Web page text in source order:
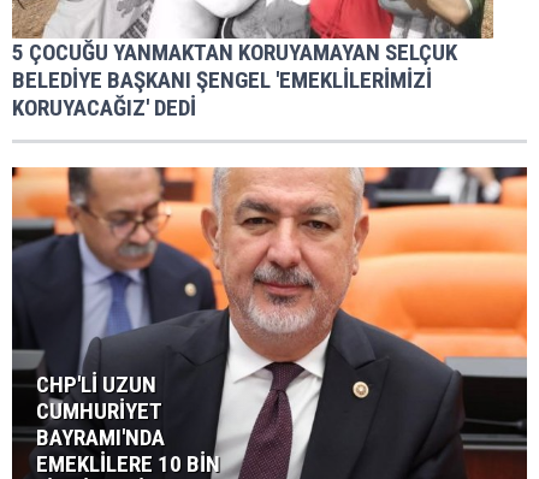
5 ÇOCUĞU YANMAKTAN KORUYAMAYAN SELÇUK
BELEDİYE BAŞKANI ŞENGEL 'EMEKLİLERİMİZİ
KORUYACAĞIZ' DEDİ
CHP'Lİ UZUN
CUMHURİYET
BAYRAMI'NDA
EMEKLİLERE 10 BİN